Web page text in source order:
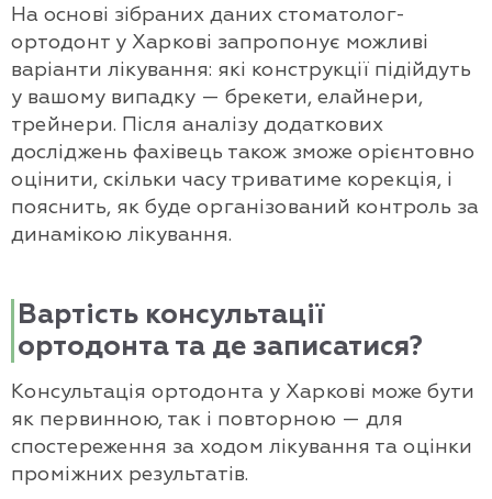
На основі зібраних даних стоматолог-
ортодонт у Харкові запропонує можливі
варіанти лікування: які конструкції підійдуть
у вашому випадку — брекети, елайнери,
трейнери. Після аналізу додаткових
досліджень фахівець також зможе орієнтовно
оцінити, скільки часу триватиме корекція, і
пояснить, як буде організований контроль за
динамікою лікування.
Вартість консультації
ортодонта та де записатися?
Консультація ортодонта у Харкові може бути
як первинною, так і повторною — для
спостереження за ходом лікування та оцінки
проміжних результатів.